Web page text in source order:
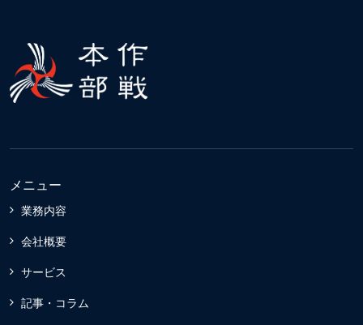
メニュー
業務内容
会社概要
サービス
記事・コラム